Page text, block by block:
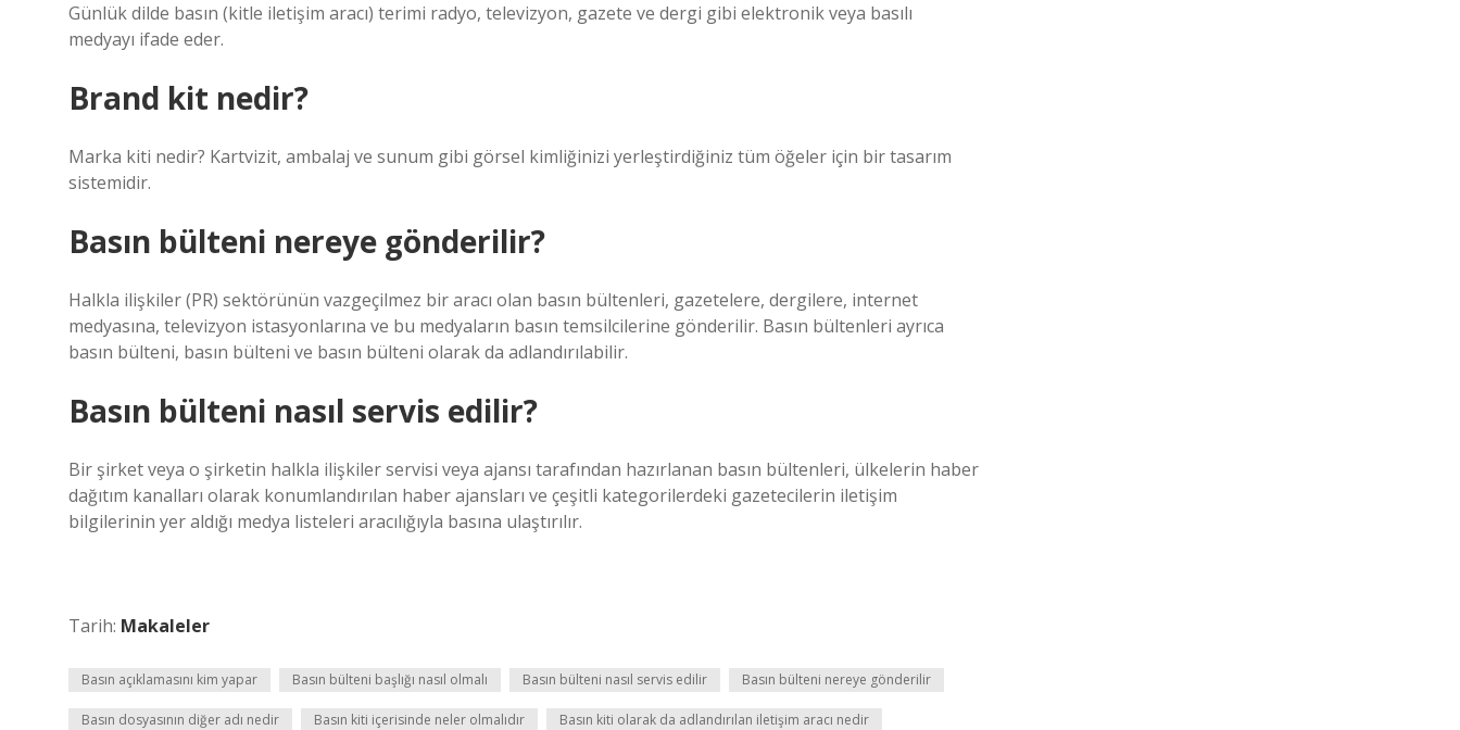
Günlük dilde basın (kitle iletişim aracı) terimi radyo, televizyon, gazete ve dergi gibi elektronik veya basılı
medyayı ifade eder.
Brand kit nedir?
Marka kiti nedir? Kartvizit, ambalaj ve sunum gibi görsel kimliğinizi yerleştirdiğiniz tüm öğeler için bir tasarım
sistemidir.
Basın bülteni nereye gönderilir?
Halkla ilişkiler (PR) sektörünün vazgeçilmez bir aracı olan basın bültenleri, gazetelere, dergilere, internet
medyasına, televizyon istasyonlarına ve bu medyaların basın temsilcilerine gönderilir. Basın bültenleri ayrıca
basın bülteni, basın bülteni ve basın bülteni olarak da adlandırılabilir.
Basın bülteni nasıl servis edilir?
Bir şirket veya o şirketin halkla ilişkiler servisi veya ajansı tarafından hazırlanan basın bültenleri, ülkelerin haber
dağıtım kanalları olarak konumlandırılan haber ajansları ve çeşitli kategorilerdeki gazetecilerin iletişim
bilgilerinin yer aldığı medya listeleri aracılığıyla basına ulaştırılır.
Tarih: Makaleler
Basın açıklamasını kim yapar Basın bülteni başlığı nasıl olmalı Basın bülteni nasıl servis edilir Basın bülteni nereye gönderilir
Basın dosyasının diğer adı nedir Basın kiti içerisinde neler olmalıdır Basın kiti olarak da adlandırılan iletişim aracı nedir